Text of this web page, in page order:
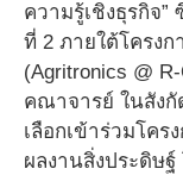
ความรู้เชิงธุรกิจ”
ที่ 2 ภายใต้โครงก
(Agritronics @
คณาจารย์ ในสัง
เลือกเข้าร่วมโค
ผลงานสิ่งประดิษ